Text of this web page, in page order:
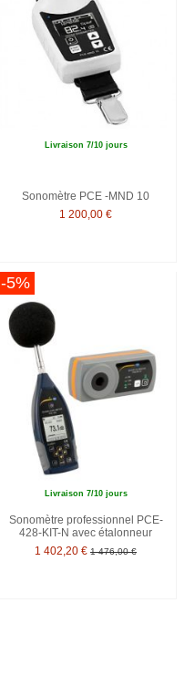
Livraison 7/10 jours
Sonomètre PCE -MND 10
1 200,00 €
-5%
Livraison 7/10 jours
Sonomètre professionnel PCE-
428-KIT-N avec étalonneur
1 402,20 € 1 476,00 €